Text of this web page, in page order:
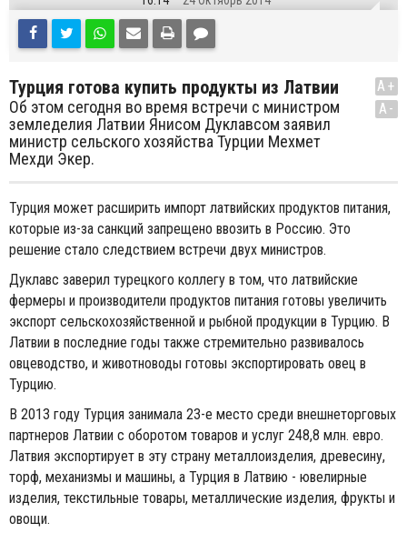
Турция готова купить продукты из Латвии
Об этом сегодня во время встречи с министром
земледелия Латвии Янисом Дуклавсом заявил
министр сельского хозяйства Турции Мехмет
Мехди Экер.
A+
A-
Турция может расширить импорт латвийских продуктов питания,
которые из-за санкций запрещено ввозить в Россию. Это
решение стало следствием встречи двух министров.
Дуклавс заверил турецкого коллегу в том, что латвийские
фермеры и производители продуктов питания готовы увеличить
экспорт сельскохозяйственной и рыбной продукции в Турцию. В
Латвии в последние годы также стремительно развивалось
овцеводство, и животноводы готовы экспортировать овец в
Турцию.
В 2013 году Турция занимала 23-е место среди внешнеторговых
партнеров Латвии с оборотом товаров и услуг 248,8 млн. евро.
Латвия экспортирует в эту страну металлоизделия, древесину,
торф, механизмы и машины, а Турция в Латвию - ювелирные
изделия, текстильные товары, металлические изделия, фрукты и
овощи.